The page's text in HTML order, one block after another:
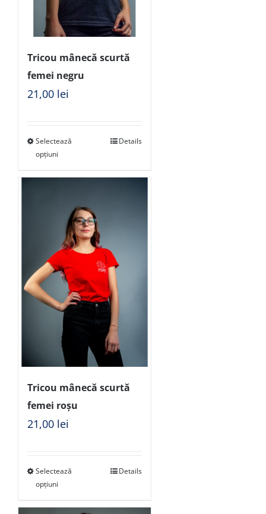
Tricou mânecă scurtă
femei negru
21,00 lei
Selectează
opțiuni
Details
Tricou mânecă scurtă
femei roșu
21,00 lei
Selectează
opțiuni
Details